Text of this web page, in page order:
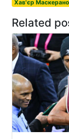
Хав'єр Маскерано
Related